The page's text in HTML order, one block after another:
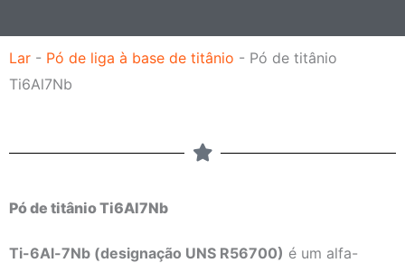
o
m
e
l
Lar - Pó de liga à base de titânio - Pó de titânio
Ti6Al7Nb
Pó de titânio Ti6Al7Nb
Ti-6Al-7Nb (designação UNS R56700) é um alfa-